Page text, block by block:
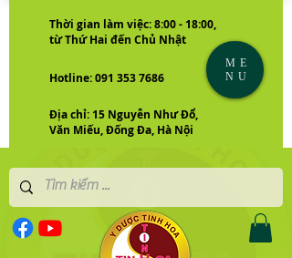
Thời gian làm việc: 8:00 - 18:00,
từ Thứ Hai đến Chủ Nhật
Hotline: 091 353 7686
Địa chỉ: 15 Nguyễn Như Đổ,
Văn Miếu, Đống Đa, Hà Nội
ME
NU